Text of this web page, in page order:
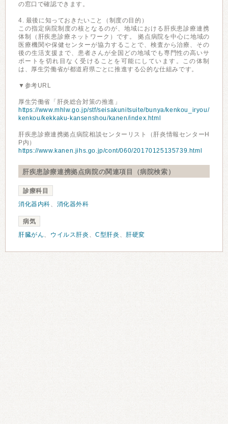
の窓口で確認できます。
4. 最後に知っておきたいこと（制度の目的）
この指定病院制度の核となるのが、地域における肝疾患診療連携
体制（肝疾患診療ネットワーク）です。 拠点病院を中心に地域の
医療機関や保健センターが協力することで、検査から治療、その
後の生活支援まで、患者さんが全国どの地域でも専門性の高いサ
ポートを切れ目なく受けることを可能にしています。この体制
は、厚生労働省が都道府県ごとに推進する公的な仕組みです。
▼参考URL
厚生労働省「肝炎総合対策の推進」
https://www.mhlw.go.jp/stf/seisakunitsuite/bunya/kenkou_iryou/
kenkou/kekkaku-kansenshou/kanen/index.html
肝疾患診療連携拠点病院相談センターリスト（肝炎情報センターH
P内）
https://www.kanen.jihs.go.jp/cont/060/20170125135739.html
肝疾患診療連携拠点病院の関連項目（病院検索）
診療科目
消化器内科、 消化器外科
病気
肝臓がん、 ウイルス肝炎 、C型肝炎 、 肝硬変